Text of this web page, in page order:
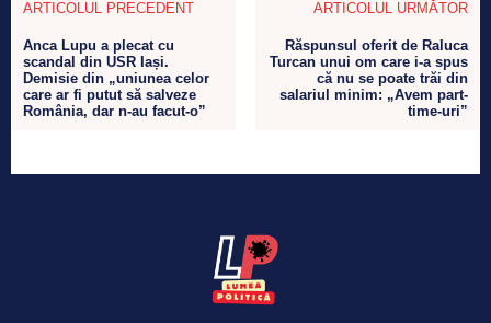
ARTICOLUL PRECEDENT
Anca Lupu a plecat cu
scandal din USR Iași.
Demisie din „uniunea celor
care ar fi putut să salveze
România, dar n-au facut-o”
ARTICOLUL URMĂTOR
Răspunsul oferit de Raluca
Turcan unui om care i-a spus
că nu se poate trăi din
salariul minim: „Avem part-
time-uri”